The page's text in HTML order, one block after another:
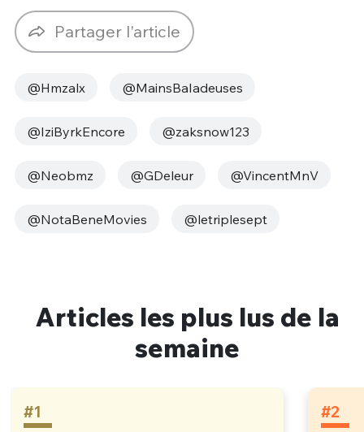
Partager l'article
@Hmzalx @MainsBaIadeuses
@IziByrkEncore @zaksnow123
@Neobmz @GDeleur @VincentMnV
@NotaBeneMovies @letriplesept
Articles les plus lus de la
semaine
#1 #2